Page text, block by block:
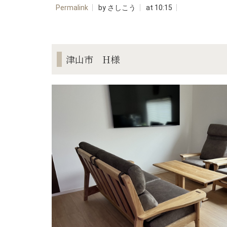
Permalink by さしこう at 10:15
津山市 H様